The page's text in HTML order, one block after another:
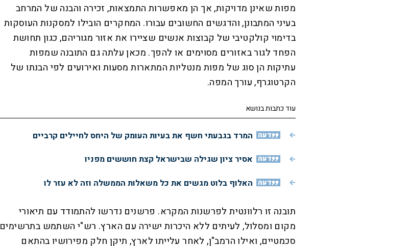
מפות שאינן מדויקות, אך הן מאפשרות התמצאות, זכירה והבנה של המרחב
בעיני המתבונן, והדגשים החשובים עבורו. המחקרים הובילו למסקנות העוסקות
בדימוי קולקטיבי של קבוצות אנשים שציירו את אזור מגוריהם, כגון תחושת
הפחד לגור באזורים מסוימים או להפך. מכאן עלתה גם התובנה שמפות
עתיקות הן סוג של מפות מנטליות המתארות מסעות ואירועים לפי הבנתו של
הקרטוגרף, עורך המפה.
עוד כתבות בנושא
דעה המרד בגבעתי חשף את בעיות העומק של היחס לחיילים קרביים
דעה אסיר ציון שגילה שבישראל קצת חוששים מפניו
דעה האלוף בלוט מגשים את כל משאלות הממשלה וזה לא עזר לו
תובנה זו רלוונטית לפרשנות המקרא. פרשנים נדרשו להתמודד עם תיאורי
מקום ומסלול, לעיתים ללא היכרות ישירה עם הארץ. רש"י השתמש בתרשימים
סכמטיים, ואילו הרמב"ן, לאחר עלייתו לארץ, תיקן חלק מפירושיו בהתאם